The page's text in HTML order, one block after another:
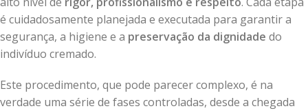
é cuidadosamente planejada e executada para garantir a
segurança, a higiene e a preservação da dignidade do
indivíduo cremado.
Este procedimento, que pode parecer complexo, é na
verdade uma série de fases controladas, desde a chegada